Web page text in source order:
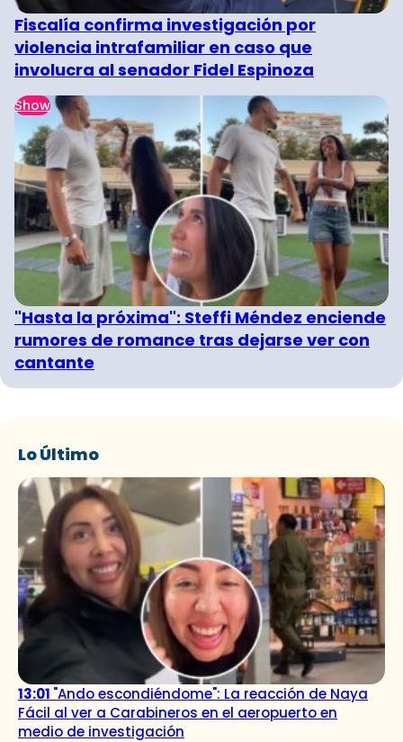
Fiscalía confirma investigación por
violencia intrafamiliar en caso que
involucra al senador Fidel Espinoza
Show
"Hasta la próxima": Steffi Méndez enciende
rumores de romance tras dejarse ver con
cantante
Lo Último
13:01 "Ando escondiéndome": La reacción de Naya
Fácil al ver a Carabineros en el aeropuerto en
medio de investigación